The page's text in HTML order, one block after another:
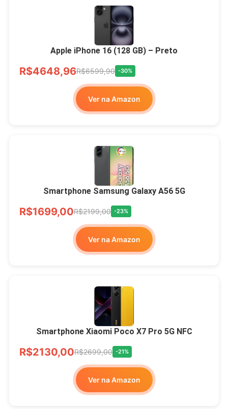
Apple iPhone 16 (128 GB) – Preto
R$4648,96R$6599,90 -30%
Ver na Amazon
Smartphone Samsung Galaxy A56 5G
R$1699,00R$2199,00 -23%
Ver na Amazon
Smartphone Xiaomi Poco X7 Pro 5G NFC
R$2130,00R$2699,00 -21%
Ver na Amazon